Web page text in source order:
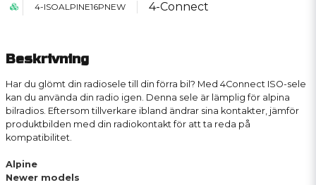
4-ISOALPINE16PNEW 4-Connect
Beskrivning
Har du glömt din radiosele till din förra bil? Med 4Connect ISO-sele
kan du använda din radio igen. Denna sele är lämplig för alpina
bilradios. Eftersom tillverkare ibland ändrar sina kontakter, jämför
produktbilden med din radiokontakt för att ta reda på
kompatibilitet.
Alpine
Newer models